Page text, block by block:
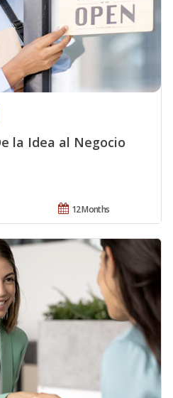
la Idea al Negocio
12 Months